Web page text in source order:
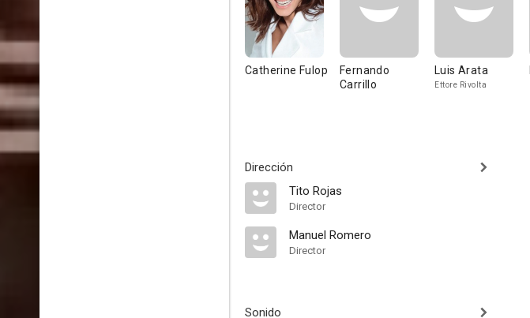
Catherine Fulop
Fernando
Carrillo
Luis Arata
Ettore Rivolta
Dirección
Tito Rojas
Director
Manuel Romero
Director
Sonido